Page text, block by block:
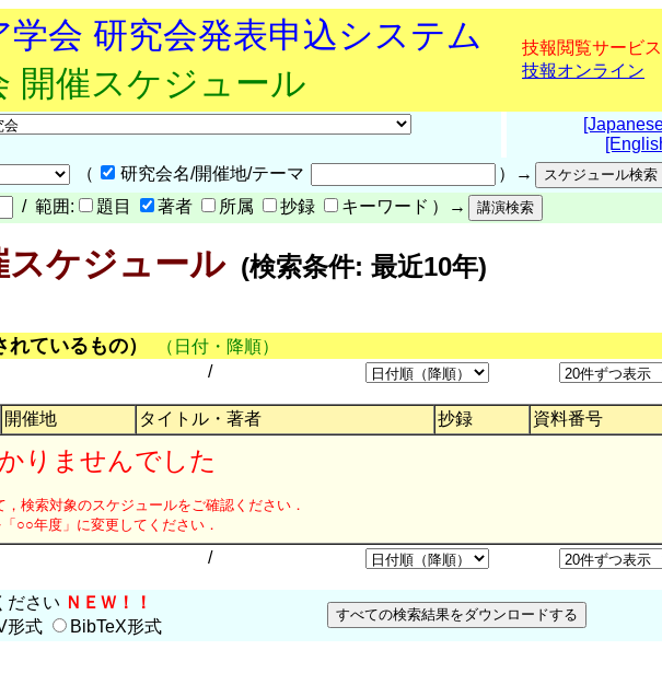
会 研究会発表申込システム
開催スケジュール
技報閲覧サービス
技報オンライン
（
研究会名/開催地/テーマ
）→
/ 範囲: 題目 著者 所属 抄録 キーワード ）→
ケジュール(検索条件: 最近10年)
ているもの）
（日付・降順）
/
開催地 タイトル・著者 抄録 資料番号
りませんでした
検索対象のスケジュールをご確認ください．
○○年度」に変更してください．
/
ださい ＮＥＷ！！
形式 BibTeX形式